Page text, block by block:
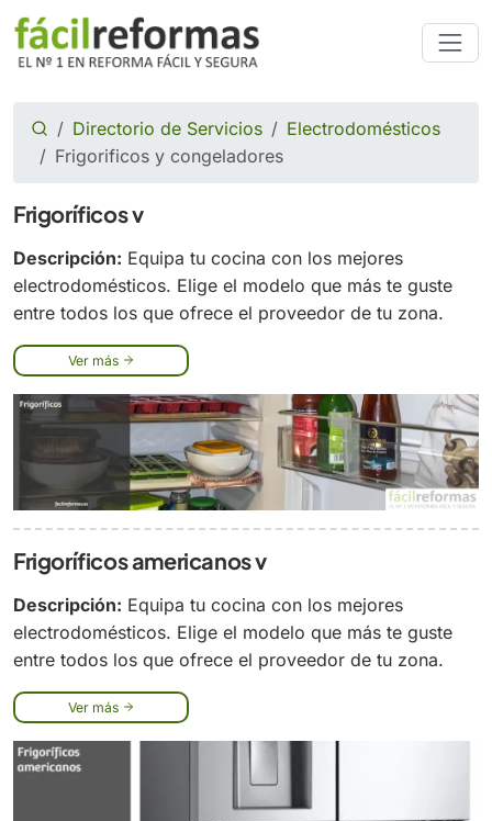
Directorio de Servicios
Electrodomésticos
Frigorificos y congeladores
Frigoríficos v
Descripción: Equipa tu cocina con los mejores
electrodomésticos. Elige el modelo que más te guste
entre todos los que ofrece el proveedor de tu zona.
Ver más
Frigoríficos americanos v
Descripción: Equipa tu cocina con los mejores
electrodomésticos. Elige el modelo que más te guste
entre todos los que ofrece el proveedor de tu zona.
Ver más